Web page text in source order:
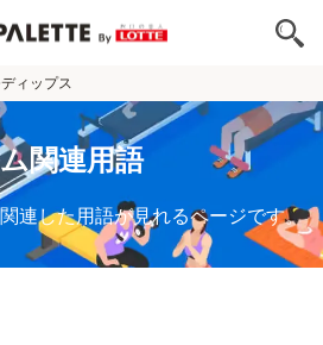
ディップス
関連用語
連した用語が見れるページです。